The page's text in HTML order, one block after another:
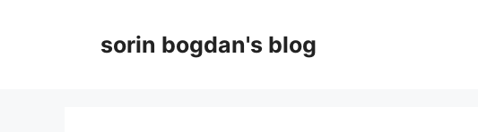
sorin bogdan's blog